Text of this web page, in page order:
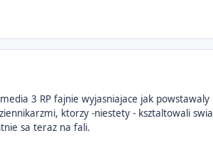
3 RP fajnie wyjasniajace jak
ktorzy -niestety - ksztaltowali
sa teraz na fali.